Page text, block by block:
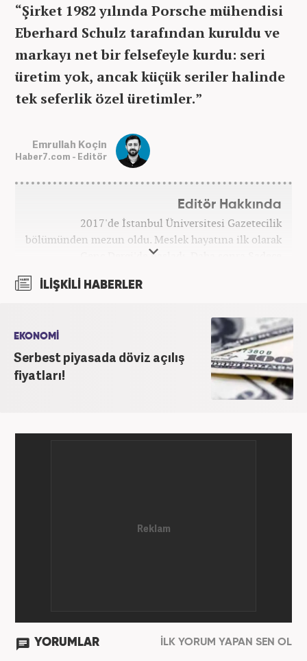
“Şirket 1982 yılında Porsche mühendisi
Eberhard Schulz tarafından kuruldu ve
markayı net bir felsefeyle kurdu: seri
üretim yok, ancak küçük seriler halinde
tek seferlik özel üretimler.”
Emrullah Koçin
Haber7.com - Editör
Editör Hakkında
2017'de İstanbul Üniversitesi Gazetecilik
bölümünden mezun oldu. Meslek hayatına ilk olarak
Genç Dergi'de başladı. Daha sonra Sadece
yılında Haber7.com ailesine dahil olan Koçin,
hayatına devam etmektedir.
İLİŞKİLİ HABERLER
EKONOMİ
Serbest piyasada döviz açılış
fiyatları!
YORUMLAR İLK YORUM YAPAN SEN OL